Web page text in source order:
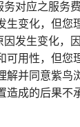
对应之服务费
变化，但
发生变化，
用性，但
并同意紫鸟
成的后果